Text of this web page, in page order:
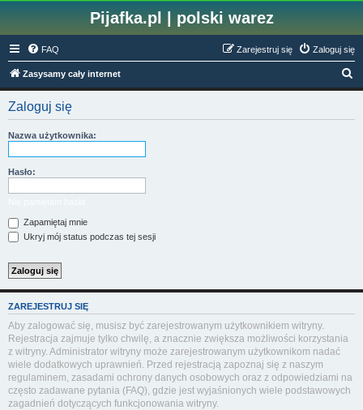
Pijafka.pl | polski warez
FAQ Zaloguj się
Zarejestruj się
Zasysamy cały internet
z
Zaloguj się
Nazwa użytkownika:
Hasło:
Zapamiętaj mnie
Ukryj mój status podczas tej sesji
ZAREJESTRUJ SIĘ
Aby zalogować się, musisz być zarejestrowanym użytkownikiem witryny.
Rejestracja zajmuje tylko chwilę, a znacznie zwiększa możliwości korzystania
z witryny. Administrator witryny może zarejestrowanym użytkownikom nadać
wiele dodatkowych uprawnień. Przed rejestracją zapoznaj się z naszym
regulaminem, zasadami ochrony danych osobowych oraz z odpowiedziami na
często zadawane pytania (FAQ), gdzie jest wyjaśnionych wiele podstawowych
zagadnień dotyczących funkcjonowania witryny.